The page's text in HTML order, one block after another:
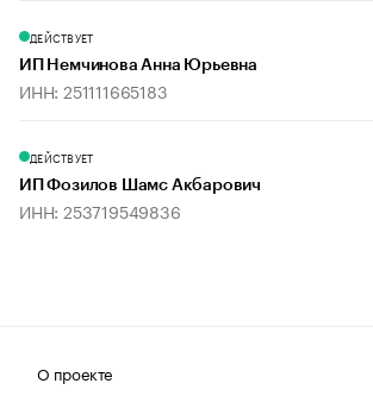
ДЕЙСТВУЕТ
ИП Немчинова Анна Юрьевна
ИНН: 251111665183
ДЕЙСТВУЕТ
ИП Фозилов Шамс Акбарович
ИНН: 253719549836
О проекте